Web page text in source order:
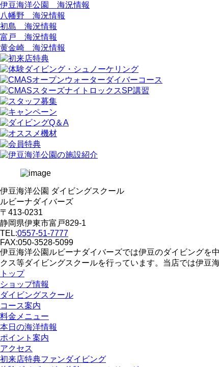
伊豆海洋公園 海況情報
八幡野 海況情報
初島 海況情報
富戸 海況情報
黄金崎 海況情報
伊豆海洋公園 ダイビングスクール
ルビーナダイバーズ
〒413-0231
静岡県伊東市富戸829-1
TEL:0557-51-7777
FAX:050-3528-5099
伊豆海洋公園ルビーナダイバーズでは伊豆のダイビングを
クス等ダイビングスクールを行っています。当店では伊豆
トップ
ショップ情報
ダイビングスクール
コース案内
料金メニュー
本日の海洋情報
ポイント案内
アクセス
初来店特典ファンダイビング